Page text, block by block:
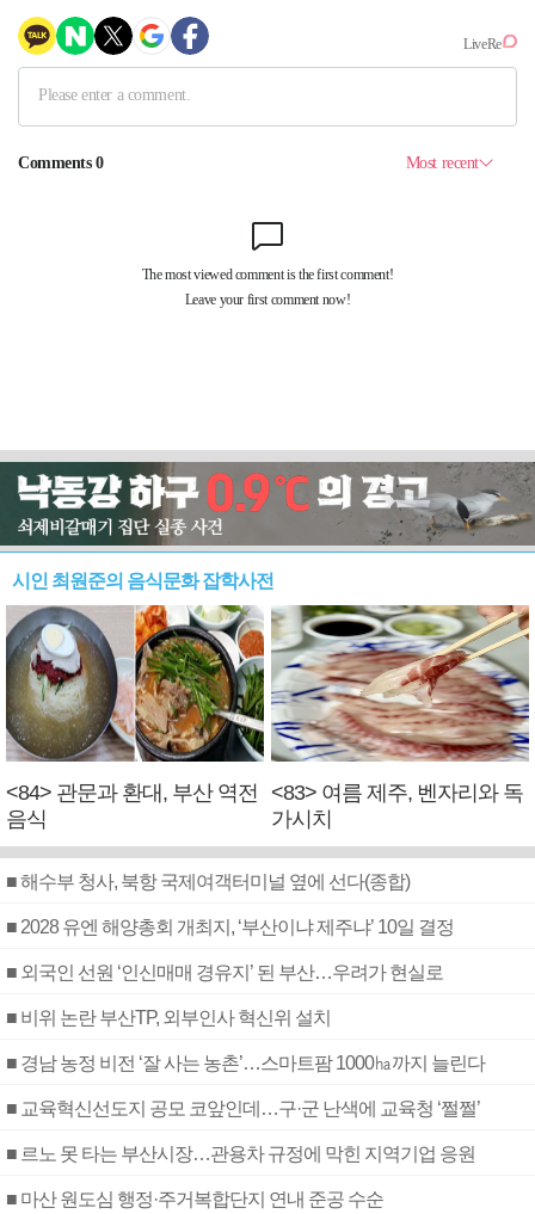
시인 최원준의 음식문화 잡학사전
<84> 관문과 환대, 부산 역전
음식
<83> 여름 제주, 벤자리와 독
가시치
■ 해수부 청사, 북항 국제여객터미널 옆에 선다(종합)
■ 2028 유엔 해양총회 개최지, ‘부산이냐 제주냐’ 10일 결정
■ 외국인 선원 ‘인신매매 경유지’ 된 부산…우려가 현실로
■ 비위 논란 부산TP, 외부인사 혁신위 설치
■ 경남 농정 비전 ‘잘 사는 농촌’…스마트팜 1000㏊까지 늘린다
■ 교육혁신선도지 공모 코앞인데…구·군 난색에 교육청 ‘쩔쩔’
■ 르노 못 타는 부산시장…관용차 규정에 막힌 지역기업 응원
■ 마산 원도심 행정·주거복합단지 연내 준공 수순